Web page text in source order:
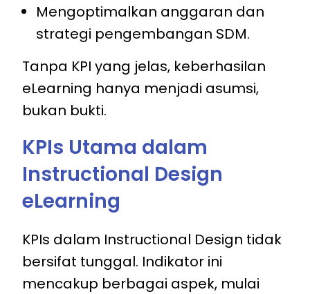
Mengoptimalkan anggaran dan
strategi pengembangan SDM.
Tanpa KPI yang jelas, keberhasilan
eLearning hanya menjadi asumsi,
bukan bukti.
KPIs Utama dalam
Instructional Design
eLearning
KPIs dalam Instructional Design tidak
bersifat tunggal. Indikator ini
mencakup berbagai aspek, mulai